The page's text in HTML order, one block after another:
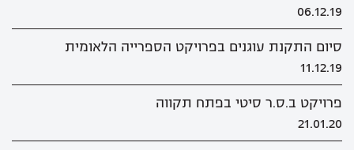
06.12.19
סיום התקנת עוגנים בפרויקט הספרייה הלאומית
11.12.19
פרויקט ב.ס.ר סיטי בפתח תקווה
21.01.20